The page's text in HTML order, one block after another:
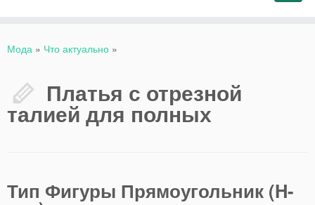
Мода » Что актуально »
Платья с отрезной
талией для полных
Тип Фигуры Прямоугольник (H-